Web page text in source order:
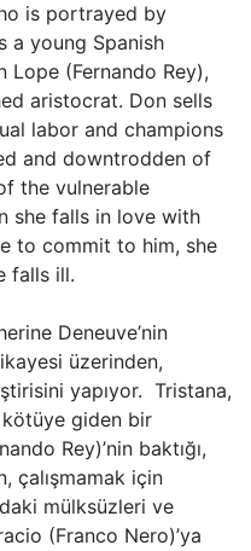
is portrayed by
a young Spanish
(Fernando Rey),
aristocrat. Don sells
labor and champions
and downtrodden of
the vulnerable
she falls in love with
to commit to him, she
falls ill.
Deneuve’nin
üzerinden,
yapıyor. Tristana,
giden bir
Rey)’nin baktığı,
çalışmamak için
mülksüzleri ve
(Franco Nero)’ya